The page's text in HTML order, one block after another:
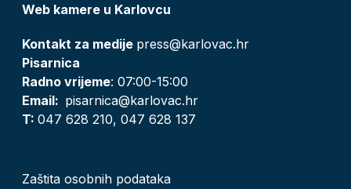
Web kamere u Karlovcu
Kontakt za medije press@karlovac.hr
Pisarnica
Radno vrijeme: 07:00-15:00
Email: pisarnica@karlovac.hr
T: 047 628 210, 047 628 137
Zaštita osobnih podataka